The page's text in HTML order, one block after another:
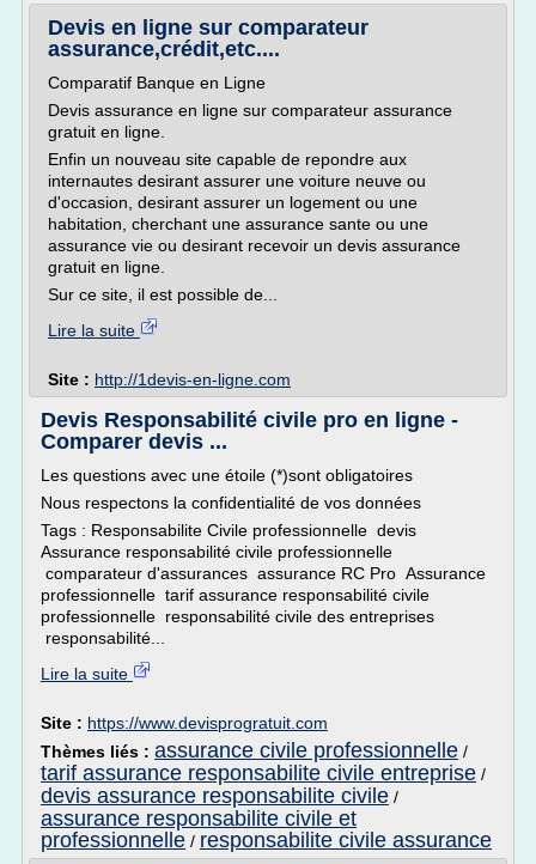
Devis en ligne sur comparateur
assurance,crédit,etc....
Comparatif Banque en Ligne
Devis assurance en ligne sur comparateur assurance
gratuit en ligne.
Enfin un nouveau site capable de repondre aux
internautes desirant assurer une voiture neuve ou
d'occasion, desirant assurer un logement ou une
habitation, cherchant une assurance sante ou une
assurance vie ou desirant recevoir un devis assurance
gratuit en ligne.
Sur ce site, il est possible de...
Lire la suite
Site : http://1devis-en-ligne.com
Devis Responsabilité civile pro en ligne -
Comparer devis ...
Les questions avec une étoile (*)sont obligatoires
Nous respectons la confidentialité de vos données
Tags : Responsabilite Civile professionnelle devis
Assurance responsabilité civile professionnelle
comparateur d'assurances assurance RC Pro Assurance
professionnelle tarif assurance responsabilité civile
professionnelle responsabilité civile des entreprises
responsabilité...
Lire la suite
Site : https://www.devisprogratuit.com
Thèmes liés : assurance civile professionnelle /
tarif assurance responsabilite civile entreprise /
devis assurance responsabilite civile /
assurance responsabilite civile et
professionnelle / responsabilite civile assurance